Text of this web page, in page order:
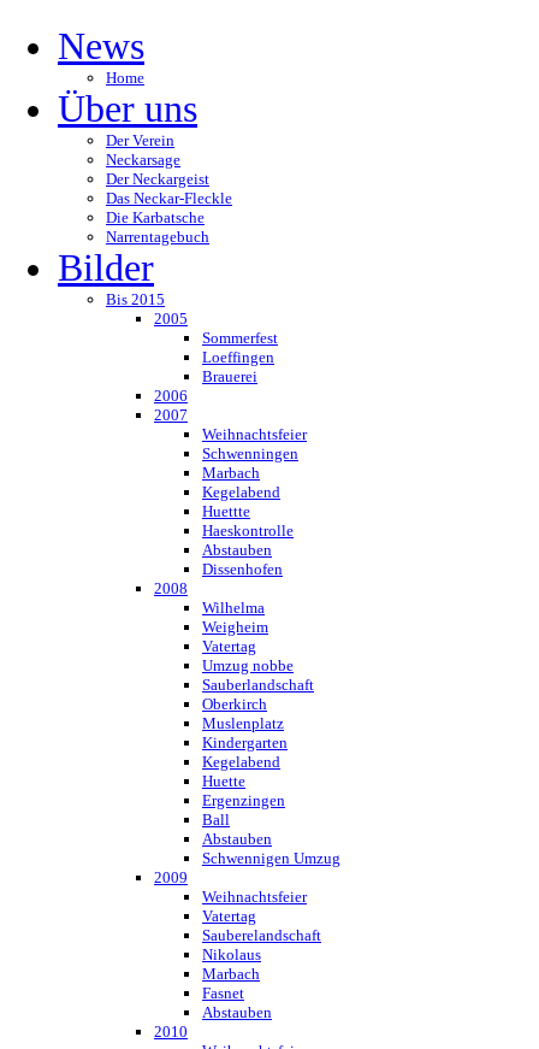
News
Home
Über uns
Der Verein
Neckarsage
Der Neckargeist
Das Neckar-Fleckle
Die Karbatsche
Narrentagebuch
Bilder
Bis 2015
2005
Sommerfest
Loeffingen
Brauerei
2006
2007
Weihnachtsfeier
Schwenningen
Marbach
Kegelabend
Huettte
Haeskontrolle
Abstauben
Dissenhofen
2008
Wilhelma
Weigheim
Vatertag
Umzug nobbe
Sauberlandschaft
Oberkirch
Muslenplatz
Kindergarten
Kegelabend
Huette
Ergenzingen
Ball
Abstauben
Schwennigen Umzug
2009
Weihnachtsfeier
Vatertag
Sauberelandschaft
Nikolaus
Marbach
Fasnet
Abstauben
2010